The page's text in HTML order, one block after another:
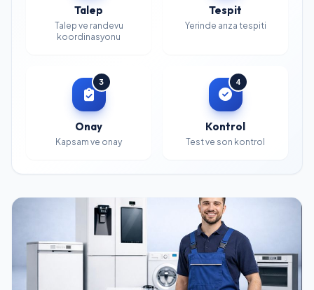
Talep
Talep ve randevu
koordinasyonu
Tespit
Yerinde arıza tespiti
3
Onay
Kapsam ve onay
4
Kontrol
Test ve son kontrol